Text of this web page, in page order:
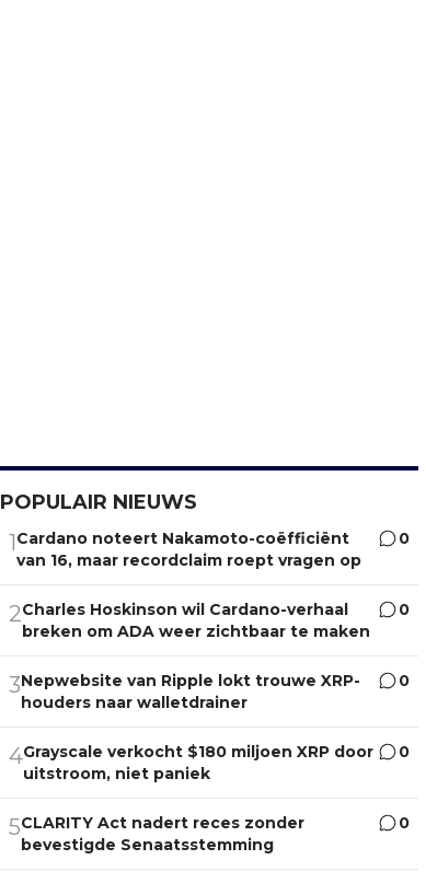
POPULAIR NIEUWS
1Cardano noteert Nakamoto-coëfficiënt
van 16, maar recordclaim roept vragen op
0
2Charles Hoskinson wil Cardano-verhaal
breken om ADA weer zichtbaar te maken
0
3Nepwebsite van Ripple lokt trouwe XRP-
houders naar walletdrainer
0
4Grayscale verkocht $180 miljoen XRP door
uitstroom, niet paniek
0
5CLARITY Act nadert reces zonder
bevestigde Senaatsstemming
0